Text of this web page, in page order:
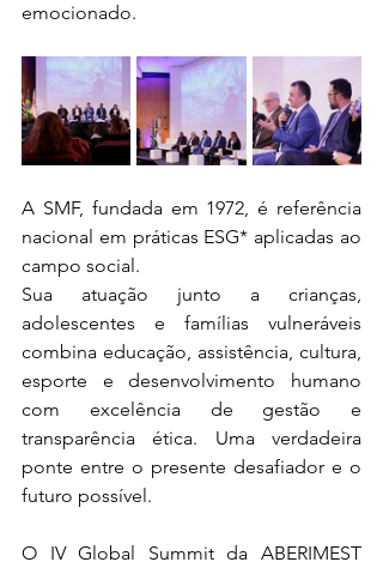
emocionado.
A SMF, fundada em 1972, é referência
nacional em práticas ESG* aplicadas ao
campo social.
Sua atuação junto a crianças,
adolescentes e famílias vulneráveis
combina educação, assistência, cultura,
esporte e desenvolvimento humano
com excelência de gestão e
transparência ética. Uma verdadeira
ponte entre o presente desafiador e o
futuro possível.
O IV Global Summit da ABERIMEST